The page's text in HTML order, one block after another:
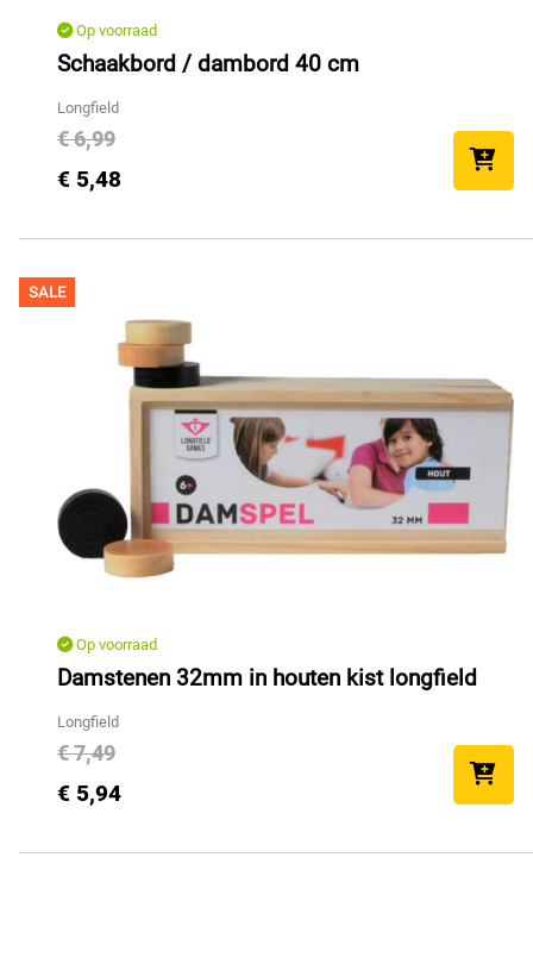
Op voorraad
Schaakbord / dambord 40 cm
Longfield
€ 6,99
€ 5,48
SALE
Op voorraad
Damstenen 32mm in houten kist longfield
Longfield
€ 7,49
€ 5,94